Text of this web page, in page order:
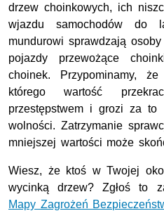
drzew choinkowych, ich
wjazdu samochodów do
mundurowi sprawdzają
pojazdy przewożące
choinek. Przypominamy,
którego wartość
przestępstwem i grozi za
wolności. Zatrzymanie
mniejszej wartości może
Wiesz, że ktoś w Twojej
wycinką drzew? Zgłoś to
Mapy Zagrożeń